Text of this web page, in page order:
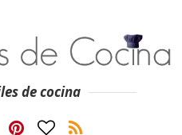
de cocina